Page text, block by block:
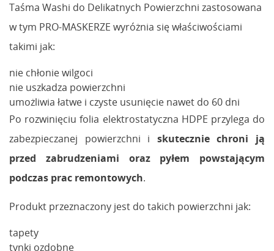
Taśma Washi do Delikatnych Powierzchni zastosowana
w tym PRO-MASKERZE wyróżnia się właściwościami
takimi jak:
nie chłonie wilgoci
nie uszkadza powierzchni
umożliwia łatwe i czyste usunięcie nawet do 60 dni
Po rozwinięciu folia elektrostatyczna HDPE przylega do
zabezpieczanej powierzchni i skutecznie chroni ją
przed zabrudzeniami oraz pyłem powstającym
podczas prac remontowych.
Produkt przeznaczony jest do takich powierzchni jak:
tapety
tynki ozdobne